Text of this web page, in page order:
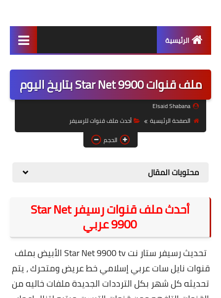
الرئيسية
برامج وتطبيقات
تحديث الرسيفرات
قصة وعبرة
حماية
أخبار وتكنولوجيا
أدوات كهربائية
ملف قنوات Star Net 9900 بتاريخ اليوم
Elsaid Shabana
الصفحة الرئيسية
أحدث ملف قنوات للرسيفر
الحجم
محتويات المقال
أحدث ملف قنوات رسيفر Star Net
9900 عربي
تحديث رسيفر ستار نت Star Net 9900 tv الأبيض بملف
قنوات نايل سات عربي إسلامي خط عريض ومتحرك ، يتم
تحديثه كل شهر بكل الترددات الجديدة ملفات خاليه من